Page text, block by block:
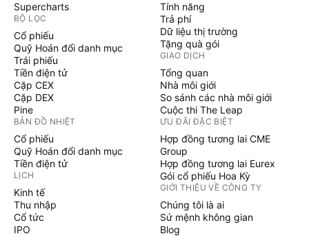
Supercharts
BỘ LỌC
Cổ phiếu
Quỹ Hoán đổi danh mục
Trái phiếu
Tiền điện tử
Cặp CEX
Cặp DEX
Pine
BẢN ĐỒ NHIỆT
Cổ phiếu
Quỹ Hoán đổi danh mục
Tiền điện tử
LỊCH
Kinh tế
Thu nhập
Cổ tức
IPO
Tính năng
Trả phí
Dữ liệu thị trường
Tặng quà gói
GIAO DỊCH
Tổng quan
Nhà môi giới
So sánh các nhà môi giới
Cuộc thi The Leap
ƯU ĐÃI ĐẶC BIỆT
Hợp đồng tương lai CME
Group
Hợp đồng tương lai Eurex
Gói cổ phiếu Hoa Kỳ
GIỚI THIỆU VỀ CÔNG TY
Chúng tôi là ai
Sứ mệnh không gian
Blog